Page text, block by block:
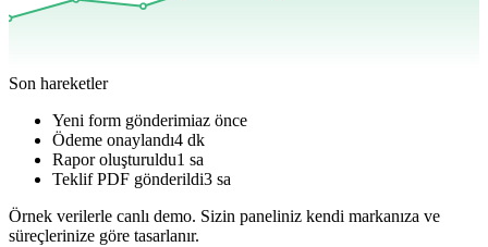
Son hareketler
Yeni form gönderimiaz önce
Ödeme onaylandı4 dk
Rapor oluşturuldu1 sa
Teklif PDF gönderildi3 sa
Örnek verilerle canlı demo. Sizin paneliniz kendi markanıza ve
süreçlerinize göre tasarlanır.